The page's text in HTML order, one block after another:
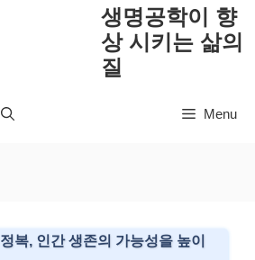
생명공학이 향
상 시키는 삶의
질
Menu
복, 인간 생존의 가능성을 높이